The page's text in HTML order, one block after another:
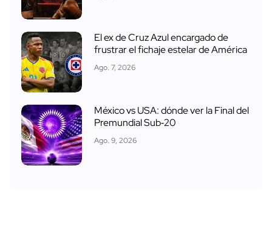
El ex de Cruz Azul encargado de
frustrar el fichaje estelar de América
Ago. 7, 2026
México vs USA: dónde ver la Final del
Premundial Sub‑20
Ago. 9, 2026